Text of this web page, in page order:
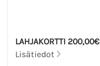
LAHJAKORTTI 200,00€
Lisätiedot